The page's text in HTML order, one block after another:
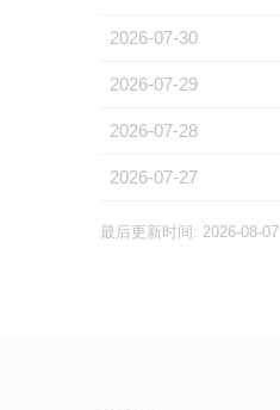
2026-07-30
2026-07-29
2026-07-28
2026-07-27
最后更新时间: 2026-08-07